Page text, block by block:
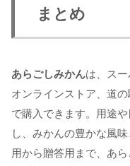
まとめ
あらごしみかんは、スー
オンラインストア、道
で購入できます。用途
し、みかんの豊かな風
用から贈答用まで、あ